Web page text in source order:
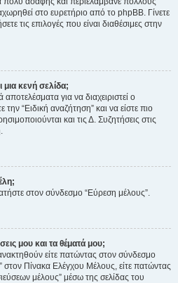
στο ευρετήριο από το phpBB. Γίνετε
τις επιλογές που είναι διαθέσιμες στην
μια κενή σελίδα;
για να διαχειριστεί ο
“Ειδική αναζήτηση” και να είστε πιο
και τις Δ. Συζητήσεις στις
στον σύνδεσμο “Εύρεση μέλους”.
μου και τα θέματά μου;
είτε πατώντας στον σύνδεσμο
Πίνακα Ελέγχου Μέλους, είτε πατώντας
μέλους” μέσω της σελίδας του